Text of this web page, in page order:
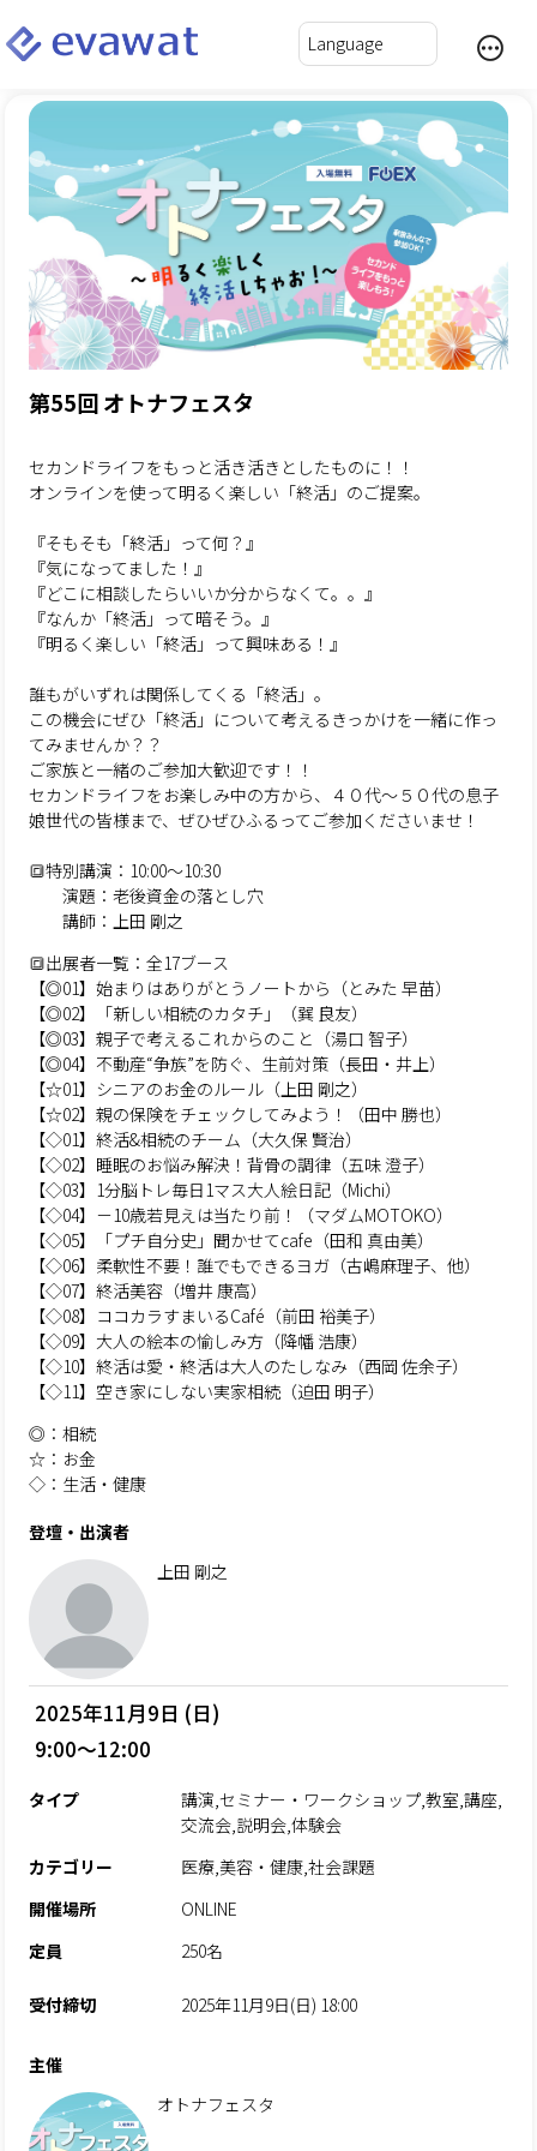
第55回 オトナフェスタ
セカンドライフをもっと活き活きとしたものに！！
オンラインを使って明るく楽しい「終活」のご提案。
『そもそも「終活」って何？』
『気になってました！』
『どこに相談したらいいか分からなくて。。』
『なんか「終活」って暗そう。』
『明るく楽しい「終活」って興味ある！』
誰もがいずれは関係してくる「終活」。
この機会にぜひ「終活」について考えるきっかけを一緒に作っ
てみませんか？？
ご家族と一緒のご参加大歓迎です！！
セカンドライフをお楽しみ中の方から、４０代〜５０代の息子
娘世代の皆様まで、ぜひぜひふるってご参加くださいませ！
🔳特別講演：10:00～10:30
演題：老後資金の落とし穴
講師：上田 剛之
🔳出展者一覧：全17ブース
【◎01】始まりはありがとうノートから（とみた 早苗）
【◎02】「新しい相続のカタチ」（巽 良友）
【◎03】親子で考えるこれからのこと（湯口 智子）
【◎04】不動産“争族”を防ぐ、生前対策（長田・井上）
【☆01】シニアのお金のルール（上田 剛之）
【☆02】親の保険をチェックしてみよう！（田中 勝也）
【◇01】終活&相続のチーム（大久保 賢治）
【◇02】睡眠のお悩み解決！背骨の調律（五味 澄子）
【◇03】1分脳トレ毎日1マス大人絵日記（Michi）
【◇04】－10歳若見えは当たり前！（マダムMOTOKO）
【◇05】「プチ自分史」聞かせてcafe（田和 真由美）
【◇06】柔軟性不要！誰でもできるヨガ（古嶋麻理子、他）
【◇07】終活美容（増井 康高）
【◇08】ココカラすまいるCafé（前田 裕美子）
【◇09】大人の絵本の愉しみ方（降幡 浩康）
【◇10】終活は愛・終活は大人のたしなみ（西岡 佐余子）
【◇11】空き家にしない実家相続（迫田 明子）
◎：相続
☆：お金
◇：生活・健康
登壇・出演者
上田 剛之
2025年11月9日 (日)
9:00～12:00
タイプ
講演,セミナー・ワークショップ,教室,講座,
交流会,説明会,体験会
カテゴリー
医療,美容・健康,社会課題
開催場所
ONLINE
定員
250名
受付締切 2025年11月9日(日) 18:00
主催
オトナフェスタ